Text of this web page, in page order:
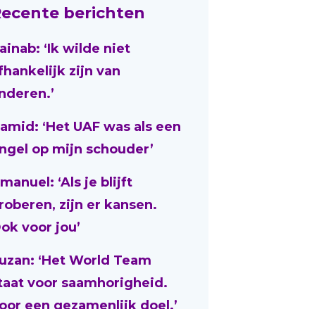
berichten
‘Ik wilde niet
zijn van
‘Het UAF was als een
op mijn schouder’
‘Als je blijft
zijn er kansen.
voor jou’
‘Het World Team
voor saamhorigheid.
een gezamenlijk doel.’